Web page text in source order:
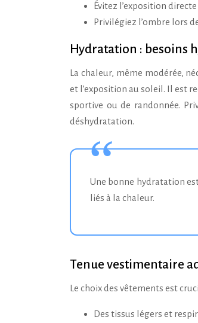
Évitez l’exposition
Privilégiez l’ombre lors
Hydratation : besoins
La chaleur, même modérée,
et l’exposition au soleil. Il est
sportive ou de randonnée.
déshydratation.
Une bonne hydratation est essentielle pour profiter pleinement des activités en plein air et prévenir les risques
liés à la chaleur.
Tenue vestimentaire
Le choix des vêtements est
Des tissus légers et